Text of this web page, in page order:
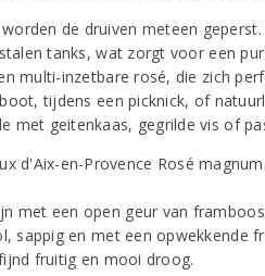
de druiven meteen
tanks, wat zorgt voor een
multi-inzetbare rosé, die zich
tijdens een picknick, of
met geitenkaas, gegrilde vis of
met een open geur van
sappig en met een opwekkende
fruitig en mooi droog.